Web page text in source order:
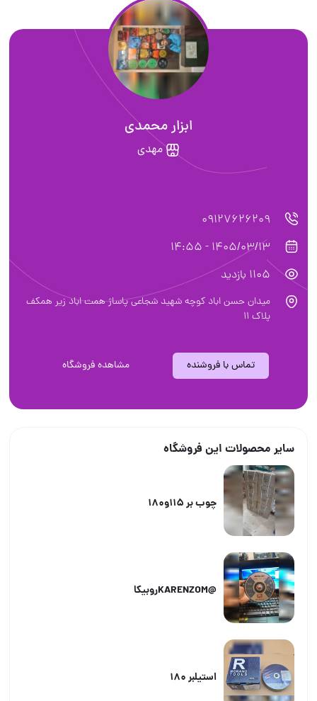
ابزار محمدی
مهدی
09127626209
1405/03/13 - 14:55
1105 بازدید
میدان حسن اباد کوچه شهید شجاعی پاساژ همت اباد زیر همکف
پلاک ۱۱
تماس با فروشنده مشاهده فروشگاه
سایر محصولات این فروشگاه
چوب بر ۱۱۵و۱۸۰
@KARENZOMروبیکا
استیلبر ۱۸۰